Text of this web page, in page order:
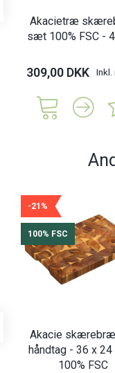
Akacietræ
sæt 100% FSC -
309,00 DKK Inkl.
-21%
100% FSC
Akacie
håndtag - 36 x 24
100% FSC